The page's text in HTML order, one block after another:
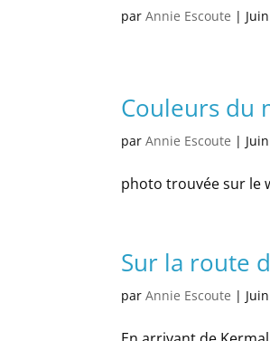
parAnnie Escoute |
Couleurs du
parAnnie Escoute |
photo trouvée sur le
Sur la route
parAnnie Escoute |